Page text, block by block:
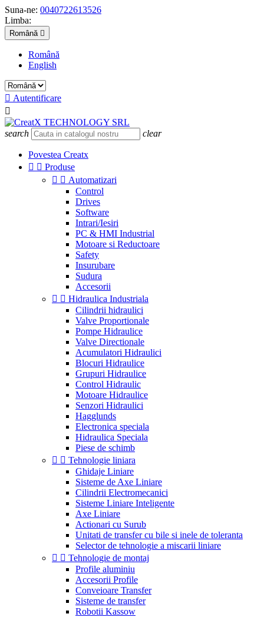
Suna-ne: 0040722613526
Limba:
Română 
Română
English
 Autentificare

search clear
Povestea Creatx
  Produse
  Automatizari
Control
Drives
Software
Intrari/Iesiri
PC & HMI Industrial
Motoare si Reductoare
Safety
Insurubare
Sudura
Accesorii
  Hidraulica Industriala
Cilindrii hidraulici
Valve Proportionale
Pompe Hidraulice
Valve Directionale
Acumulatori Hidraulici
Blocuri Hidraulice
Grupuri Hidraulice
Control Hidraulic
Motoare Hidraulice
Senzori Hidraulici
Hagglunds
Electronica speciala
Hidraulica Speciala
Piese de schimb
  Tehnologie liniara
Ghidaje Liniare
Sisteme de Axe Liniare
Cilindrii Electromecanici
Sisteme Liniare Inteligente
Axe Liniare
Actionari cu Surub
Unitati de transfer cu bile si inele de toleranta
Selector de tehnologie a miscarii liniare
  Tehnologie de montaj
Profile aluminiu
Accesorii Profile
Conveioare Transfer
Sisteme de transfer
Robotii Kassow